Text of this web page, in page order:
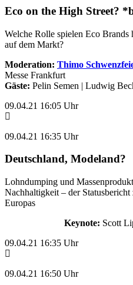
Eco on the High Street?
Welche Rolle spielen Eco Brands
auf dem Markt?
Moderation: Thimo
Messe Frankfurt
Gäste: Pelin Semen | Ludwig
09.04.21 16:05 Uhr
09.04.21 16:35 Uhr
Deutschland, Modeland?
Lohndumping und
Nachhaltigkeit – der
Europas
Keynote: Scott
09.04.21 16:35 Uhr
09.04.21 16:50 Uhr